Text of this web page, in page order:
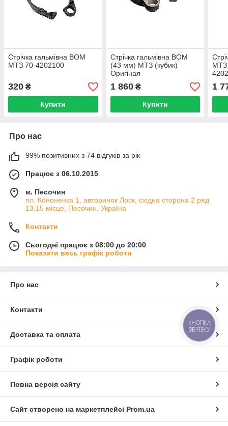
Стрічка гальмівна ВОМ
МТЗ 70-4202100
320 ₴
Купити
Стрічка гальмівна ВОМ
(43 мм) МТЗ (кубик)
Оригінал
1 860₴
Купити
МТЗ
1
Про нас
99% позитивних з 74 відгуків за рік
Працює з 06.10.2015
м. Песочин
пл. Кононенка 1, авторинок Лоск, східна сторона 2 ряд
13,15 місце, Песочин, Україна
Контакти
Сьогодні працює з 08:00 до 20:00
Показати весь графік роботи
Про нас
Контакти
Доставка та оплата
Графік роботи
Повна версія сайту
Сайт створено на маркетплейсі Prom.ua
КНОПКА
ЗВ'ЯЗКУ